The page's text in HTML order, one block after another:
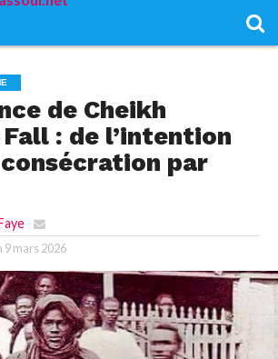
de Cheikh
: de l’intention
par
9 mars 2026